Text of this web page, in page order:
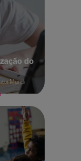
do
Mundi